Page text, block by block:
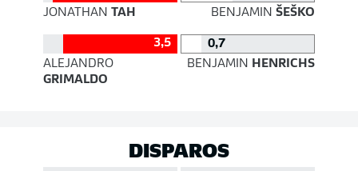
JONATHAN TAH BENJAMIN ŠEŠKO
3,5
0,7
ALEJANDRO
GRIMALDO
BENJAMIN HENRICHS
DISPAROS